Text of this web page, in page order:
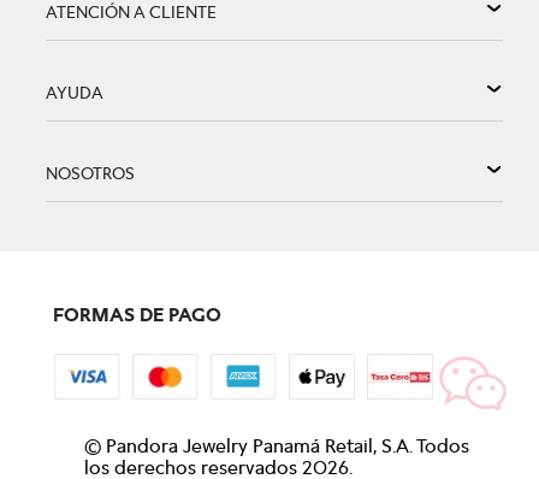
ATENCIÓN A CLIENTE
AYUDA
NOSOTROS
FORMAS DE PAGO
© Pandora Jewelry Panamá Retail, S.A. Todos
los derechos reservados 2026.